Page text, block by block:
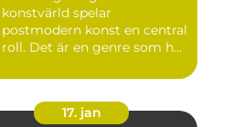
konstvärld spelar
postmodern konst en central
roll. Det är en genre som har
17. jan